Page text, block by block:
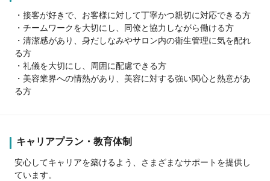
・接客が好きで、お客様に対して丁寧かつ親切に対応できる方
・チームワークを大切にし、同僚と協力しながら働ける方
・清潔感があり、身だしなみやサロン内の衛生管理に気を配れ
る方
・礼儀を大切にし、周囲に配慮できる方
・美容業界への情熱があり、美容に対する強い関心と熱意があ
る方
キャリアプラン・教育体制
安心してキャリアを築けるよう、さまざまなサポートを提供し
ています。